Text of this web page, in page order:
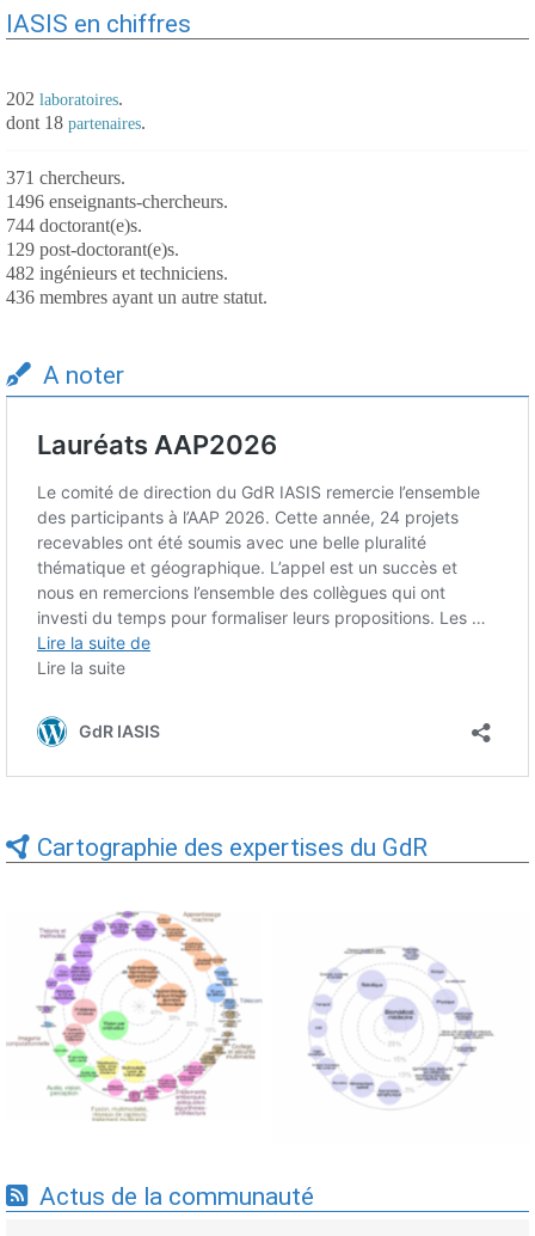
IASIS en chiffres
202 laboratoires.
dont 18 partenaires.
371 chercheurs.
1496 enseignants-chercheurs.
744 doctorant(e)s.
129 post-doctorant(e)s.
482 ingénieurs et techniciens.
436 membres ayant un autre statut.
A noter
Cartographie des expertises du GdR
Expertises du GdR -
cartographie par Axes -
19/09/2025
Expertises du GdR -
cartographie par mots-clés
applicatifs - 19/09/2025
Actus de la communauté